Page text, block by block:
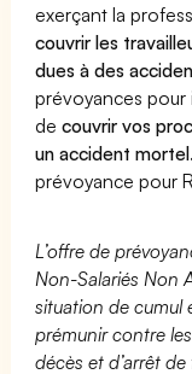
exerçant la
couvrir les
dues à des
prévoyances
decouvrir vos
un accident mortel.
prévoyance pour
L’offre de
Non-Salariés Non
situation de cumul
prémunir contre
décès et d’arrêt